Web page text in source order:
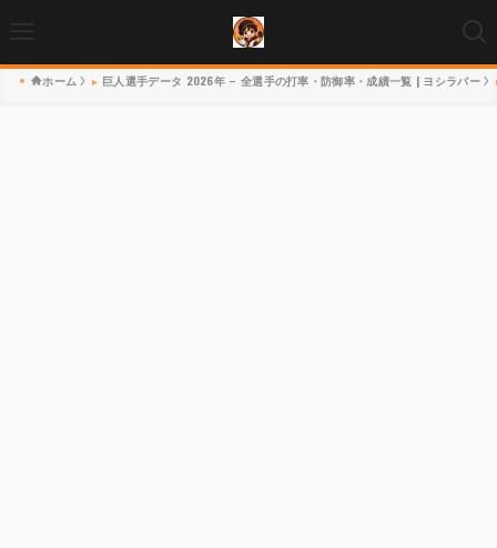
ホーム 巨人選手データ 2026年 – 全選手の打率・防御率・成績一覧 | ヨシラバー